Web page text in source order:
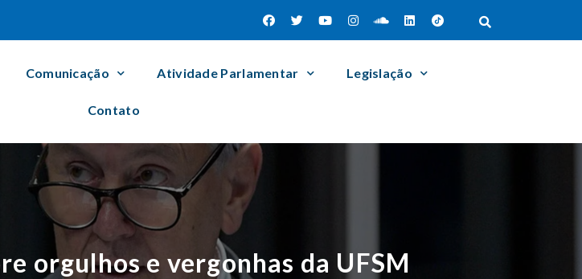
Comunicação Atividade Parlamentar Legislação
Contato
orgulhos e vergonhas da UFSM